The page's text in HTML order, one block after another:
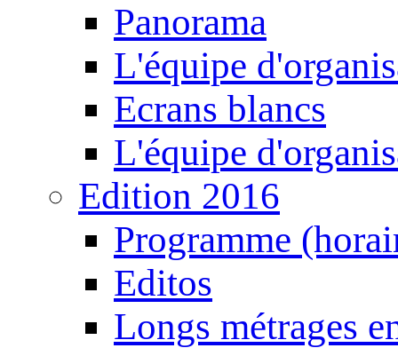
Panorama
L'équipe
Ecrans blancs
L'équipe
Edition 2016
Programme
Editos
Longs métrages